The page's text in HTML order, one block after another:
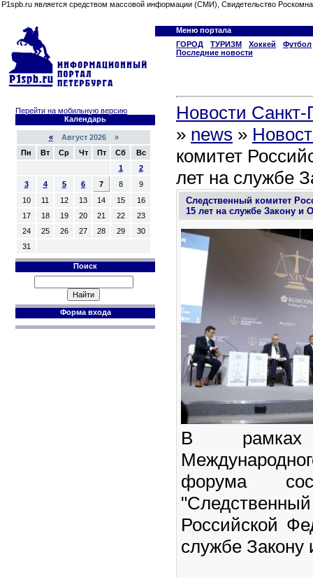
P1spb.ru является средством массовой информации (СМИ), Свидетельство
Меню портала
ГОРОД
ТУРИЗМ Хоккей
Футбол
Последние новости
Перейти на мобильную версию
Календарь
«Август 2026 »
Пн
Вт Ср Чт Пт Сб
Вс
1
2
3
4 5 6 7 8
9
10
11 12 13 14 15
16
17
18 19 20 21 22
23
24
25 26 27 28 29
30
31
Поиск
Форма входа
Новости Санкт-
» news »
комитет
лет на службе
Следственный комитет
15 лет на службе Закону и
В рамках
форума
Российской
службе Закону